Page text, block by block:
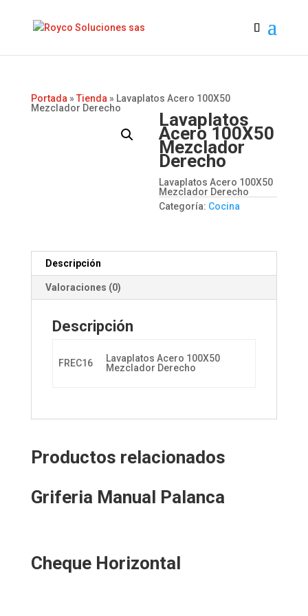
Portada » Tienda » Lavaplatos Acero 100X50
Mezclador Derecho
Lavaplatos
Acero 100X50
Mezclador
Derecho
Lavaplatos Acero 100X50
Mezclador Derecho
Categoría: Cocina
Descripción
Valoraciones (0)
Descripción
FREC16
Lavaplatos Acero 100X50
Mezclador Derecho
Productos relacionados
Griferia Manual Palanca
Cheque Horizontal